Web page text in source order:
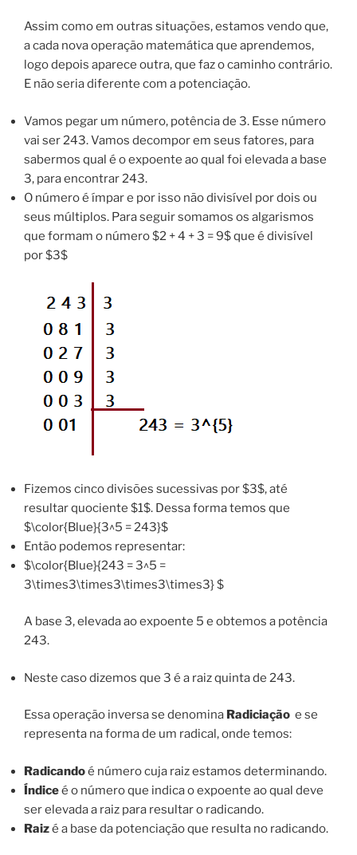
Assim como em outras situações, estamos vendo que,
a cada nova operação matemática que aprendemos,
logo depois aparece outra, que faz o caminho contrário.
E não seria diferente com a potenciação.
Vamos pegar um número, potência de 3. Esse número
vai ser 243. Vamos decompor em seus fatores, para
sabermos qual é o expoente ao qual foi elevada a base
3, para encontrar 243.
O número é ímpar e por isso não divisível por dois ou
seus múltiplos. Para seguir somamos os algarismos
que formam o número $2 + 4 + 3 = 9$ que é divisível
por $3$
Fizemos cinco divisões sucessivas por $3$, até
resultar quociente $1$. Dessa forma temos que
$\color{Blue}{3^5 = 243}$
Então podemos representar:
$\color{Blue}{243 = 3^5 =
3\times3\times3\times3\times3} $
A base 3, elevada ao expoente 5 e obtemos a potência
243.
Neste caso dizemos que 3 é a raiz quinta de 243.
Essa operação inversa se denomina Radiciação e se
representa na forma de um radical, onde temos:
Radicandoé número cuja raiz estamos determinando.
Índiceé o número que indica o expoente ao qual deve
ser elevada a raiz para resultar o radicando.
Raizé a base da potenciação que resulta no radicando.